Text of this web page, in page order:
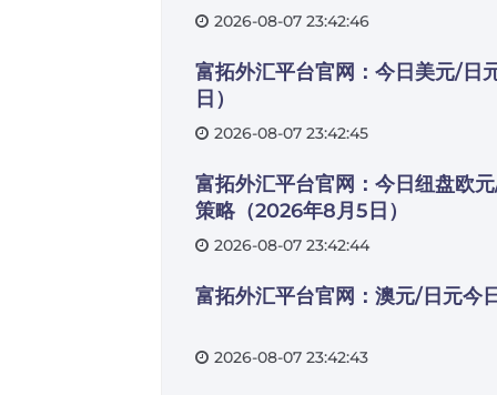
2026-08-07 23:42:46
富拓外汇平台官网：今日美元/日
日）
2026-08-07 23:42:45
富拓外汇平台官网：今日纽盘欧
策略（2026年8月5日）
2026-08-07 23:42:44
富拓外汇平台官网：澳元/日元今
2026-08-07 23:42:43